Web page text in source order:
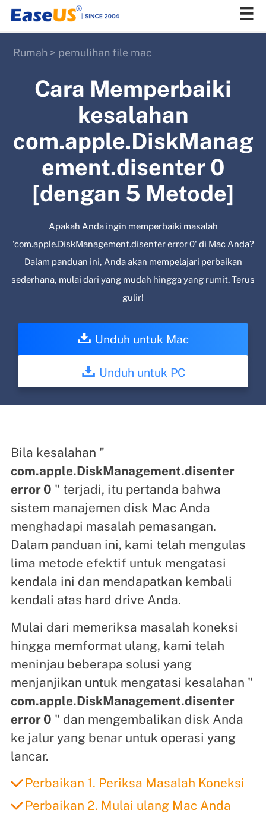
Rumah > pemulihan file mac
Cara Memperbaiki
kesalahan
com.apple.DiskManag
ement.disenter 0
[dengan 5 Metode]
Apakah Anda ingin memperbaiki masalah
'com.apple.DiskManagement.disenter error 0' di Mac Anda?
Dalam panduan ini, Anda akan mempelajari perbaikan
sederhana, mulai dari yang mudah hingga yang rumit. Terus
gulir!
Unduh untuk Mac
Unduh untuk PC
Bila kesalahan "
com.apple.DiskManagement.disenter
error 0 " terjadi, itu pertanda bahwa
sistem manajemen disk Mac Anda
menghadapi masalah pemasangan.
Dalam panduan ini, kami telah mengulas
lima metode efektif untuk mengatasi
kendala ini dan mendapatkan kembali
kendali atas hard drive Anda.
Mulai dari memeriksa masalah koneksi
hingga memformat ulang, kami telah
meninjau beberapa solusi yang
menjanjikan untuk mengatasi kesalahan "
com.apple.DiskManagement.disenter
error 0 " dan mengembalikan disk Anda
ke jalur yang benar untuk operasi yang
lancar.
Perbaikan 1. Periksa Masalah Koneksi
Perbaikan 2. Mulai ulang Mac Anda